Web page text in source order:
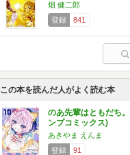
畑 健二郎
登録
841
この本を読んだ人がよく読む本
のあ先輩はともだち
ンプコミックス)
あきやま えんま
登録
91